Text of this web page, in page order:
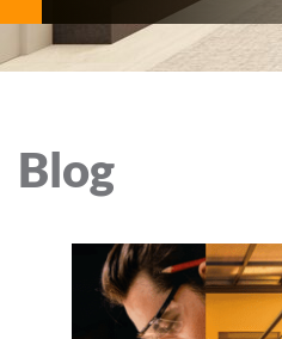
Blog